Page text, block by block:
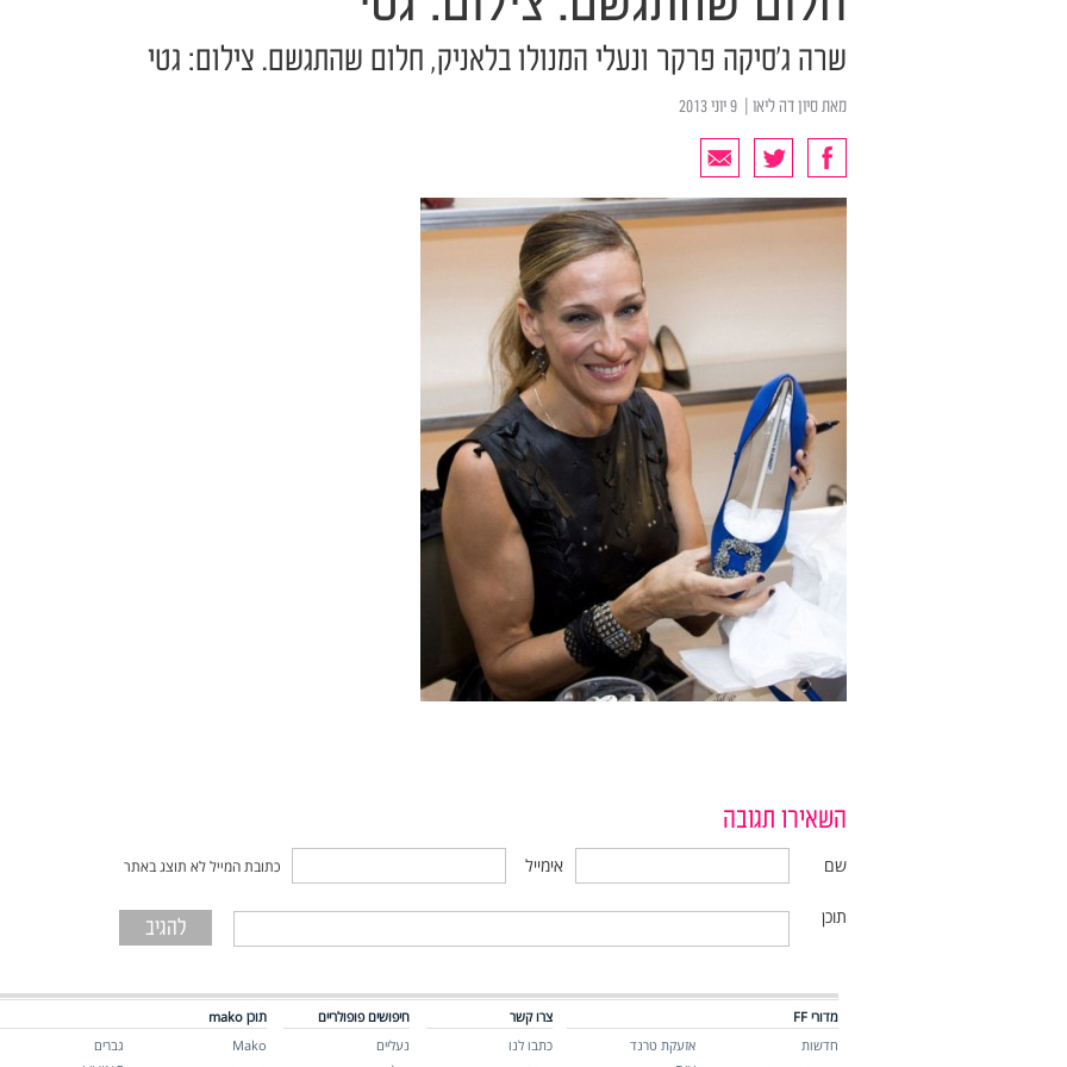
שרה ג'סיקה פרקר ונעלי המנולו בלאניק, חלום שהתגשם. צילום: גטי
מאתסיון דה ליאו
השאירו תגובה
שם אימייל כתובת המייל לא תוצג באתר
תוכן
מדורי FF
חדשות
אזעקת טרנד
צרו קשר
כתבו לנו
חיפושים פופולריים
נעליים
תוכן mako
Mako
גברים